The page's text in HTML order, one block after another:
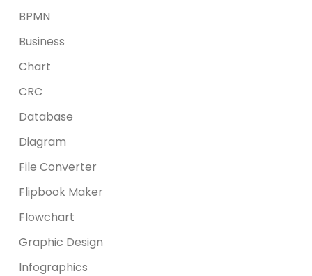
BPMN
Business
Chart
CRC
Database
Diagram
File Converter
Flipbook Maker
Flowchart
Graphic Design
Infographics